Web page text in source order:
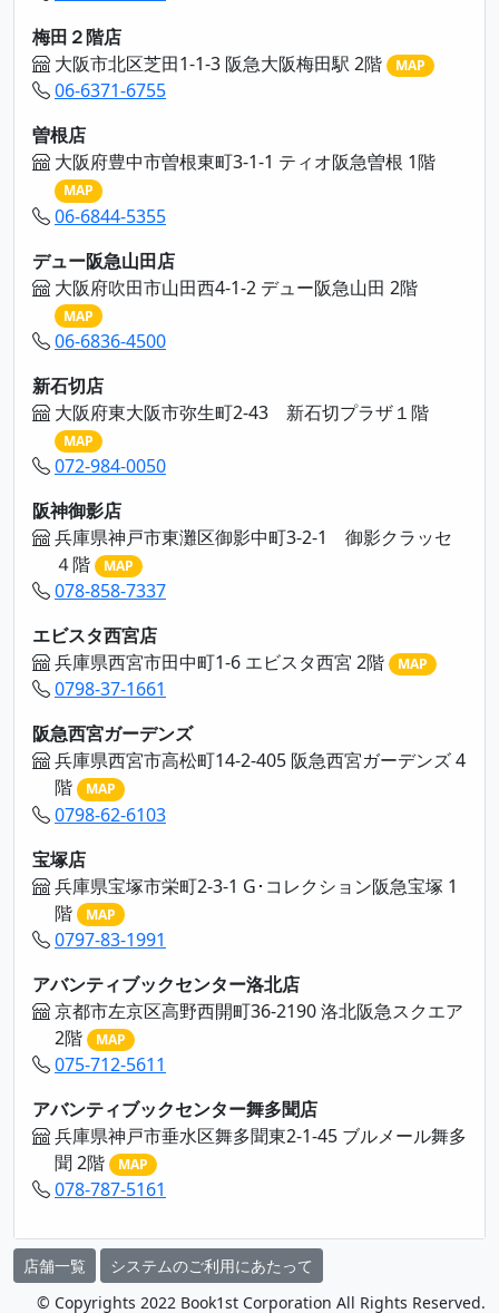
梅田２階店
大阪市北区芝田1-1-3 阪急大阪梅田駅 2階
MAP
06-6371-6755
曽根店
大阪府豊中市曽根東町3-1-1 ティオ阪急曽根 1階
MAP
06-6844-5355
デュー阪急山田店
大阪府吹田市山田西4-1-2 デュー阪急山田 2階
MAP
06-6836-4500
新石切店
大阪府東大阪市弥生町2-43 新石切プラザ１階
MAP
072-984-0050
阪神御影店
兵庫県神戸市東灘区御影中町3-2-1 御影クラッセ
４階
MAP
078-858-7337
エビスタ西宮店
兵庫県西宮市田中町1-6 エビスタ西宮 2階
MAP
0798-37-1661
阪急西宮ガーデンズ
兵庫県西宮市高松町14-2-405 阪急西宮ガーデンズ 4
階
MAP
0798-62-6103
宝塚店
兵庫県宝塚市栄町2-3-1 G･コレクション阪急宝塚 1
階
MAP
0797-83-1991
アバンティブックセンター洛北店
京都市左京区高野西開町36-2190 洛北阪急スクエア
2階
MAP
075-712-5611
アバンティブックセンター舞多聞店
兵庫県神戸市垂水区舞多聞東2-1-45 ブルメール舞多
聞 2階
MAP
078-787-5161
店舗一覧
システムのご利用にあたって
© Copyrights 2022 Book1st Corporation All Rights Reserved.